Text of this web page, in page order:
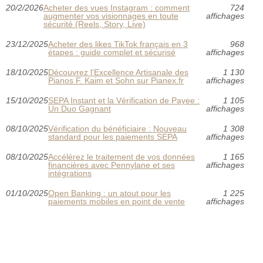
20/2/2026Acheter des vues Instagram : comment
augmenter vos visionnages en toute
sécurité (Reels, Story, Live)
724
affichages
23/12/2025Acheter des likes TikTok français en 3
étapes : guide complet et sécurisé
968
affichages
18/10/2025Découvrez l'Excellence Artisanale des
Pianos F. Kaim et Sohn sur Pianex.fr
1 130
affichages
15/10/2025SEPA Instant et la Vérification de Payee :
Un Duo Gagnant
1 105
affichages
08/10/2025Vérification du bénéficiaire : Nouveau
standard pour les paiements SEPA
1 308
affichages
08/10/2025Accélérez le traitement de vos données
financières avec Pennylane et ses
intégrations
1 165
affichages
01/10/2025Open Banking : un atout pour les
paiements mobiles en point de vente
1 225
affichages